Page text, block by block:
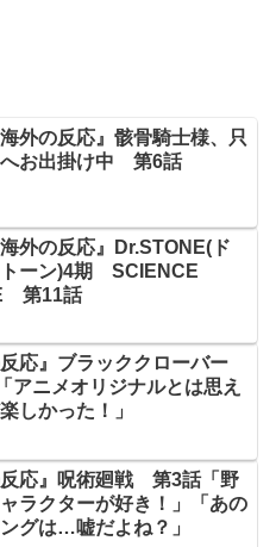
海外の反応』骸骨騎士様、只
お出掛け中 第6話
海外の反応』Dr.STONE(ド
トーン)4期 SCIENCE
第11話
反応』ブラッククローバー
アニメオリジナルとは思え
しかった！」
反応』呪術廻戦 第3話「野
ラクターが好き！」「あの
グは…嘘だよね？」